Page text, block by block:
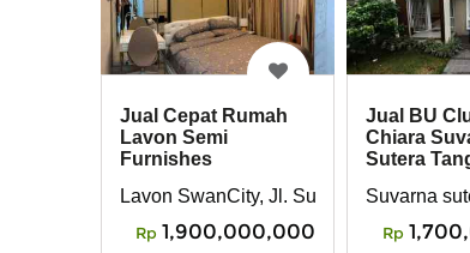
Jual Cepat Rumah
Lavon Semi
Furnishes
Lavon SwanCity, Jl. Suvarna Sutera
Rp 1,900,000,000
Jual BU
Chiara
Sutera
Suvarna
Rp